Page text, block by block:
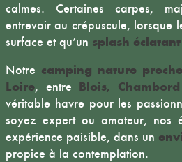
calmes. Certaines carpes,
entrevoir au crépuscule, lorsque
surface et qu’un splash éclatant
Notre camping nature
Loire, entre Blois,
véritable havre pour les
soyez expert ou amateur, nos
expérience paisible, dans un
propice à la contemplation.